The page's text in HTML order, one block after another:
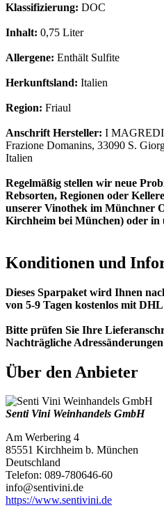
Klassifizierung: DOC
Inhalt: 0,75 Liter
Allergene: Enthält Sulfite
Herkunftsland: Italien
Region: Friaul
Anschrift Hersteller: I MAGREDI
Frazione Domanins, 33090 S.
Italien
Regelmäßig stellen wir neue
Rebsorten, Regionen oder
unserer Vinothek im Münchner
Kirchheim bei München) oder in
Konditionen und
Dieses Sparpaket wird Ihnen
von 5-9 Tagen kostenlos mit
Bitte prüfen Sie Ihre
Nachträgliche
Über den Anbieter
Senti Vini Weinhandels GmbH
Am Werbering 4
85551 Kirchheim b. München
Deutschland
Telefon: 089-780646-60
info@sentivini.de
https://www.sentivini.de